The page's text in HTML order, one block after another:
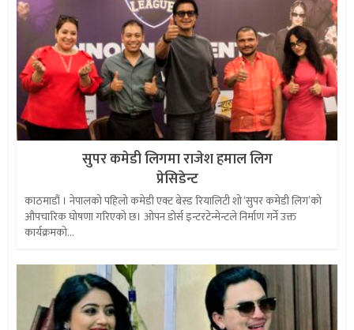
सुपर कमेडी लिगमा राजेश हमाल लिग
प्रेसिडेन्ट
काठमाडौं । नेपालको पहिलो कमेडी एक्ट बेस्ड रियालिटी शो ‘सुपर कमेडी लिग’को
औपचारिक घोषणा गरिएको छ। ओपन डोर्स इन्टरटेन्मेन्टले निर्माण गर्ने उक्त
कार्यक्रमको...